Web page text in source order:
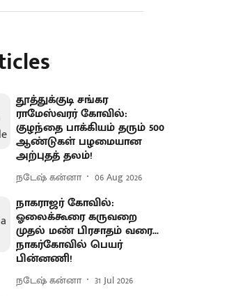
தூத்துக்குடி சங்கர
ராமேஸ்வரர் கோவில்:
குழந்தை பாக்கியம் தரும் 500
ஆண்டுகள் பழமையான
அற்புதத் தலம்!
நடேஷ் கன்னா 06 Aug 2026
நாகராஜர் கோவில்:
ஓலைக்கூரை கருவறை
முதல் மண் பிரசாதம் வரை...
நாகர்கோவில் பெயர்
பின்னணி!
நடேஷ் கன்னா 31 Jul 2026